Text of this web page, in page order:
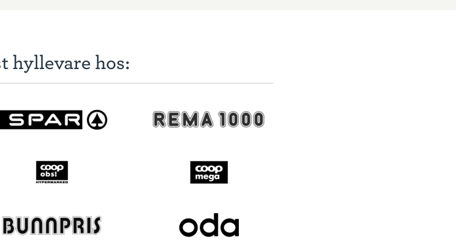
hyllevare hos: